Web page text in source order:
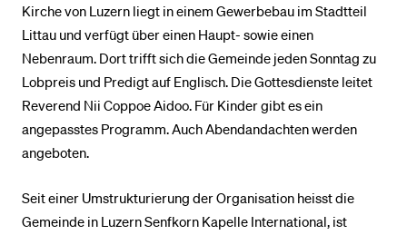
Kirche von Luzern liegt in einem Gewerbebau im Stadtteil
Littau und verfügt über einen Haupt- sowie einen
Nebenraum. Dort trifft sich die Gemeinde jeden Sonntag zu
Lobpreis und Predigt auf Englisch. Die Gottesdienste leitet
Reverend Nii Coppoe Aidoo. Für Kinder gibt es ein
angepasstes Programm. Auch Abendandachten werden
angeboten.
Seit einer Umstrukturierung der Organisation heisst die
Gemeinde in Luzern Senfkorn Kapelle International, ist